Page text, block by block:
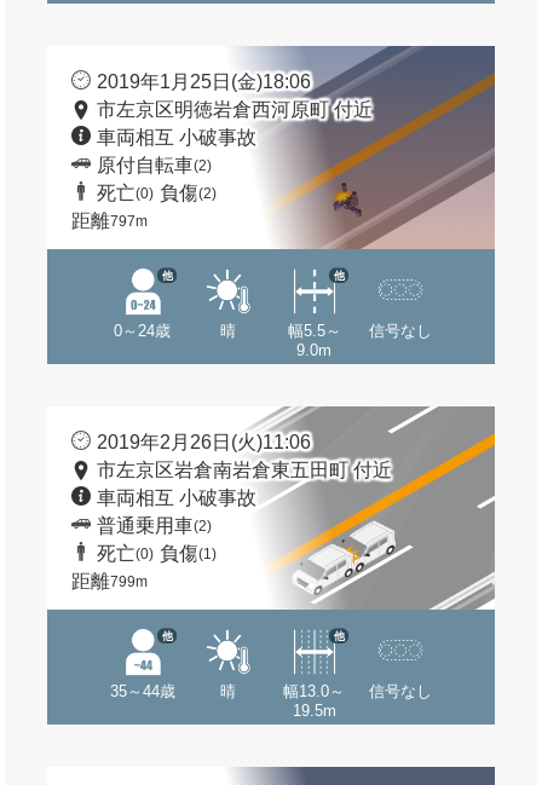
2019年1月25日(金)18:06
市左京区明徳岩倉西河原町 付近
車両相互 小破事故
原付自転車(2)
死亡(0) 負傷(2)
距離797m
0～24歳
他
晴
幅5.5～
9.0m
他
信号なし
2019年2月26日(火)11:06
市左京区岩倉南岩倉東五田町 付近
車両相互 小破事故
普通乗用車(2)
死亡(0) 負傷(1)
距離799m
35～44歳
他
晴
幅13.0～
19.5m
他
信号なし